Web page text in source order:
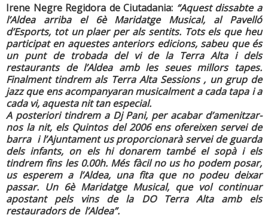
Irene Negre Regidora de Ciutadania: “Aquest dissabte a
l’Aldea arriba el 6è Maridatge Musical, al Pavelló
d’Esports, tot un plaer per als sentits. Tots els que heu
participat en aquestes anteriors edicions, sabeu que és
un punt de trobada del vi de la Terra Alta i dels
restaurants de l’Aldea amb les seues millors tapes.
Finalment tindrem als Terra Alta Sessions , un grup de
jazz que ens acompanyaran musicalment a cada tapa i a
cada vi, aquesta nit tan especial.
A posteriori tindrem a Dj Pani, per acabar d’amenitzar-
nos la nit, els Quintos del 2006 ens ofereixen servei de
barra i l’Ajuntament us proporcionarà servei de guarda
dels infants, on els hi donarem també el sopà i els
tindrem fins les 0.00h. Més fàcil no us ho podem posar,
us esperem a l’Aldea, una fita que no podeu deixar
passar. Un 6è Maridatge Musical, que vol continuar
apostant pels vins de la DO Terra Alta amb els
restauradors de l’Aldea”.